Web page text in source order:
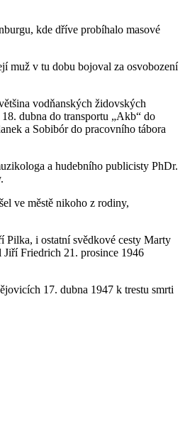
kde dříve probíhalo masové
muž v tu dobu bojoval za osvobození
vodňanských židovských
dubna do transportu „Akb“ do
a Sobibór do pracovního tábora
a hudebního publicisty PhDr.
ve městě nikoho z rodiny,
Pilka, i ostatní svědkové cesty Marty
Friedrich 21. prosince 1946
17. dubna 1947 k trestu smrti